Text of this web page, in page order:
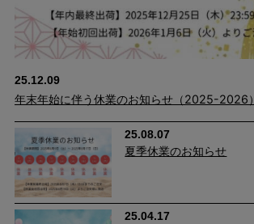
25.12.09
年末年始に伴う休業のお知らせ（2025-2026）
25.08.07
夏季休業のお知らせ
25.04.17